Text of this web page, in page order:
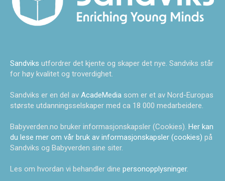
Sandviks utfordrer det kjente og skaper det nye. Sandviks står
for høy kvalitet og troverdighet.
Sandviks er en del av AcadeMedia som er et av Nord-Europas
største utdanningsselskaper med ca 18 000 medarbeidere.
Babyverden.no bruker informasjonskapsler (Cookies). Her kan
du lese mer om vår bruk av informasjonskapsler (cookies) på
Sandviks og Babyverden sine siter.
Les om hvordan vi behandler dine personopplysninger.